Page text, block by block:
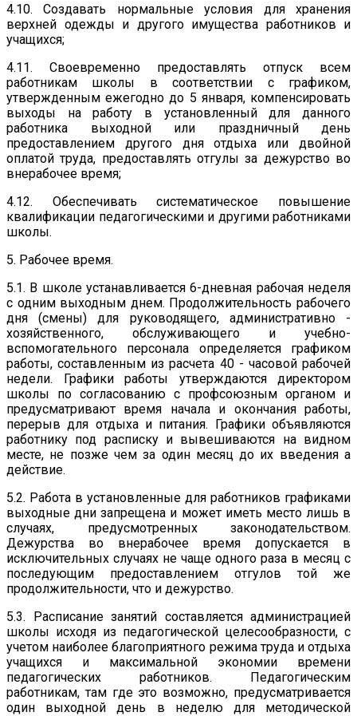
4.10. Создавать нормальные условия для хранения
верхней одежды и другого имущества работников и
учащихся;
4.11. Своевременно предоставлять отпуск всем
работникам школы в соответствии с графиком,
утвержденным ежегодно до 5 января, компенсировать
выходы на работу в установленный для данного
работника выходной или праздничный день
предоставлением другого дня отдыха или двойной
оплатой труда, предоставлять отгулы за дежурство во
внерабочее время;
4.12. Обеспечивать систематическое повышение
квалификации педагогическими и другими работниками
школы.
5. Рабочее время.
5.1. В школе устанавливается 6-дневная рабочая неделя
с одним выходным днем. Продолжительность рабочего
дня (смены) для руководящего, административно -
хозяйственного, обслуживающего и учебно-
вспомогательного персонала определяется графиком
работы, составленным из расчета 40 - часовой рабочей
недели. Графики работы утверждаются директором
школы по согласованию с профсоюзным органом и
предусматривают время начала и окончания работы,
перерыв для отдыха и питания. Графики объявляются
работнику под расписку и вывешиваются на видном
месте, не позже чем за один месяц до их введения а
действие.
5.2. Работа в установленные для работников графиками
выходные дни запрещена и может иметь место лишь в
случаях, предусмотренных законодательством.
Дежурства во внерабочее время допускается в
исключительных случаях не чаще одного раза в месяц с
последующим предоставлением отгулов той же
продолжительности, что и дежурство.
5.3. Расписание занятий составляется администрацией
школы исходя из педагогической целесообразности, с
учетом наиболее благоприятного режима труда и отдыха
учащихся и максимальной экономии времени
педагогических работников. Педагогическим
работникам, там где это возможно, предусматривается
один выходной день в неделю для методической